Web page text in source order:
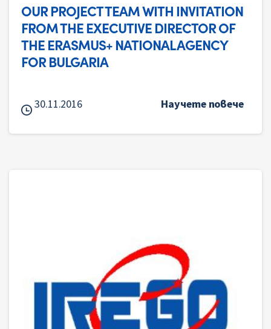
OUR PROJECT TEAM WITH INVITATION
FROM THE EXECUTIVE DIRECTOR OF
THE ERASMUS+ NATIONAL AGENCY
FOR BULGARIA
30.11.2016 Научете повече